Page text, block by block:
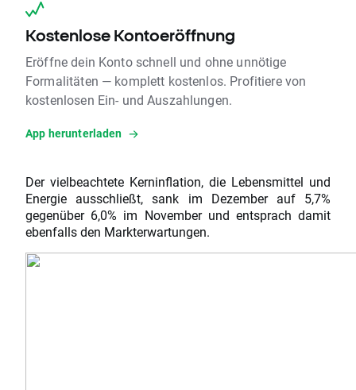
Kostenlose Kontoeröffnung
Eröffne dein Konto schnell und ohne unnötige
Formalitäten — komplett kostenlos. Profitiere von
kostenlosen Ein- und Auszahlungen.
App herunterladen
Der vielbeachtete Kerninflation, die Lebensmittel und
Energie ausschließt, sank im Dezember auf 5,7%
gegenüber 6,0% im November und entsprach damit
ebenfalls den Markterwartungen.